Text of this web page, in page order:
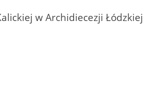
w Archidiecezji Łódzkiej